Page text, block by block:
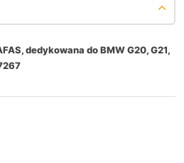
dedykowana do BMW G20, G21,